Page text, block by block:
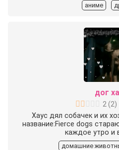
аниме
дог
2(2)
Хаус дял собачек и их
название:Fierce dogs
каждое утро и
домашние